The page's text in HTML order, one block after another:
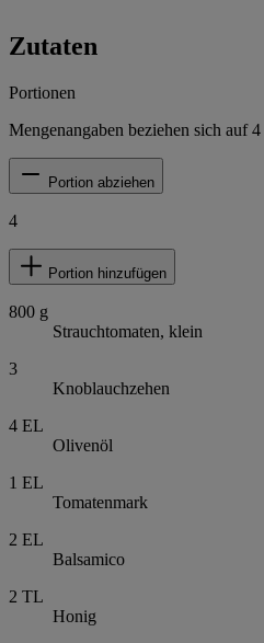
Zutaten
Portionen
Mengenangaben beziehen sich auf4
Portion abziehen
4
Portion hinzufügen
800 g
Strauchtomaten, klein
3
Knoblauchzehen
4 EL
Olivenöl
1 EL
Tomatenmark
2 EL
Balsamico
2 TL
Honig